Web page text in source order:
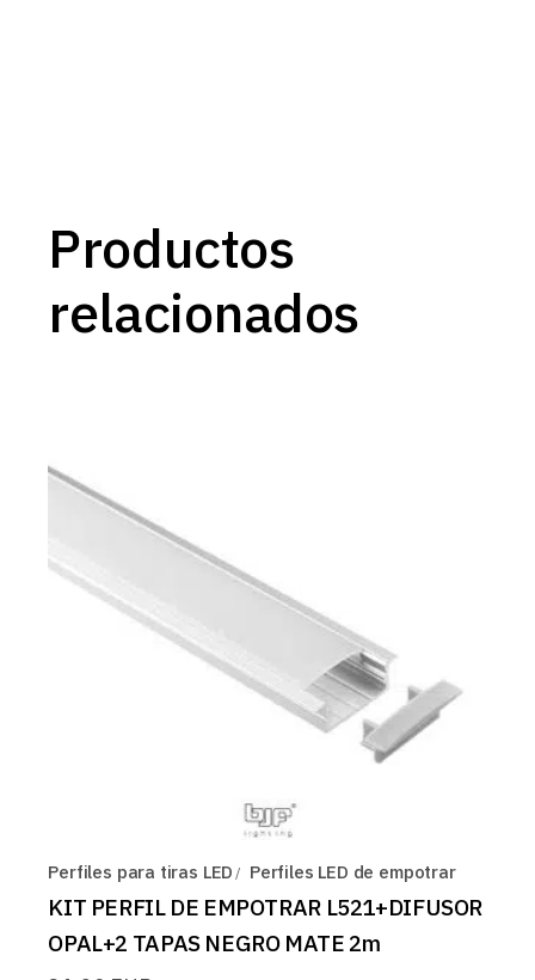
Productos
relacionados
Perfiles para tiras LED Perfiles LED de empotrar
KIT PERFIL DE EMPOTRAR L521+DIFUSOR
OPAL+2 TAPAS NEGRO MATE 2m